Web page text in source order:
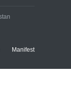
Manifest